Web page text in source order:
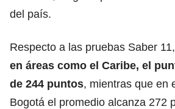
del país.
Respecto a las pruebas Saber
en áreas como el Caribe, el
de 244 puntos, mientras que en
Bogotá el promedio alcanza 272